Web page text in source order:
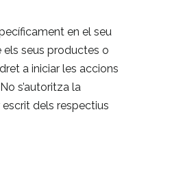
en el seu
els seus productes o
a iniciar les accions
s’autoritza la
dels respectius